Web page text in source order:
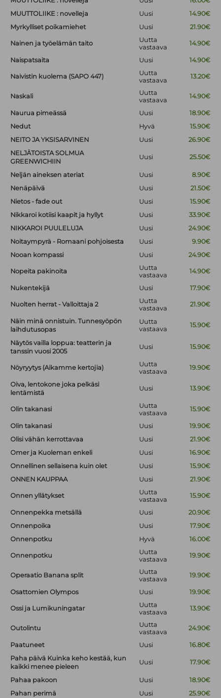
MUUTTOLIIKE : novelleja
Uusi
14.90€
Myrkylliset poikamiehet
Uusi 21.90€
Nainen ja työelämän taito
Uutta
vastaava
14.90€
Naispatsaita Uusi 14.90€
Naivistin kuolema (SAPO 447)
Uutta
vastaava
13.20€
Naskali
Uutta
vastaava
14.90€
Naurua pimeässä Uusi
18.90€
Nedut
Hyvä
15.90€
NEITO JA YKSISARVINEN
Uusi
26.90€
NELJÄTOISTA SOLMUA
GREENWICHIIN
Uusi 25.50€
Neljän aineksen ateriat Uusi
8.90€
Nenäpäivä
Uusi
21.50€
Nietos - fade out
Uusi
15.90€
Nikkaroi kotiisi kaapit ja hyllyt
Uusi
33.90€
NIKKAROI PUULELUJA
Uusi
24.90€
Noitaympyrä - Romaani pohjoisesta
Uusi
9.90€
Nooan kompassi
Uusi 24.90€
Nopeita pakinoita
Uutta
vastaava
14.90€
Nukentekijä Uusi 17.90€
Nuolten herrat - Valloittaja 2
Uutta
vastaava
21.90€
Näin minä onnistuin. Tunnesyöpön
laihdutusopas
Uutta
vastaava
15.90€
Näytös vailla loppua: teatterin ja
tanssin vuosi 2005
Uusi 15.90€
Nöyryytys (Aikamme kertojia)
Uutta
vastaava
19.90€
Oiva, lentokone joka pelkäsi
lentämistä
Uusi 13.90€
Olin takanasi
Uutta
vastaava
15.90€
Olin takanasi Uusi
19.90€
Olisi vähän kerrottavaa
Uusi
21.90€
Omer ja Kuoleman enkeli
Uusi
16.90€
Onnellinen sellaisena kuin olet
Uusi
15.90€
ONNEN KAUPPAA
Uusi 21.90€
Onnen yllätykset
Uutta
vastaava
15.90€
Onnenpekka metsällä Uusi
20.90€
Onnenpoika
Uusi
17.90€
Onnenpotku
Hyvä 16.00€
Onnenpotku
Uutta
vastaava
19.90€
Operaatio Banana split
Uutta
vastaava
19.90€
Osattomien Olympos Uusi 19.90€
Ossi ja Lumikuningatar
Uutta
vastaava
13.90€
Outolintu
Uutta
vastaava
24.90€
Paatuneet Uusi
16.80€
Paha päivä Kuinka keho kestää, kun
kaikki menee pieleen
Uusi 17.90€
Pahaa pakoon Uusi
18.90€
Pahan perimä
Uusi
25.90€